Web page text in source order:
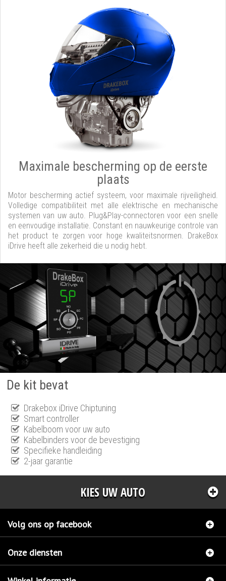
Maximale bescherming op de eerste
plaats
Motor bescherming actief systeem, voor maximale rijveiligheid.
Volledige compatibiliteit met alle elektrische en mechanische
systemen van uw auto. Plug&Play-connectoren voor een snelle
en eenvoudige installatie. Constant en nauwkeurige controle van
het product te zorgen voor hoge kwaliteitsnormen. DrakeBox
iDrive heeft alle zekerheid die u nodig hebt.
De kit bevat
Drakebox iDrive Chiptuning
Smart controller
Kabelboom voor uw auto
Kabelbinders voor de bevestiging
Specifieke handleiding
2-jaar garantie
KIES UW AUTO
Volg ons op facebook
Onze diensten